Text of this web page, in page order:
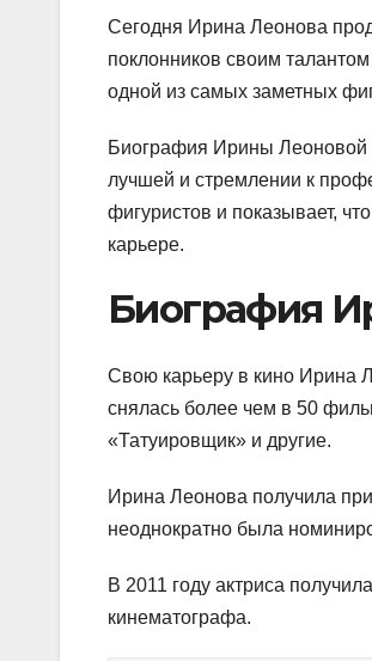
Сегодня Ирина Леонова
поклонников своим
одной из самых заметных
Биография Ирины Леоновой
лучшей и стремлении к
фигуристов и показывает,
карьере.
Биография
Свою карьеру в кино Ирина
снялась более чем в 50
«Татуировщик» и другие.
Ирина Леонова получила
неоднократно была
В 2011 году актриса
кинематографа.